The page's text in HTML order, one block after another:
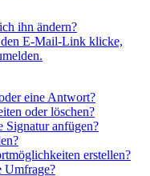
ihn ändern?
E-Mail-Link klicke,
eine Antwort?
oder löschen?
Signatur anfügen?
erstellen?
Umfrage?